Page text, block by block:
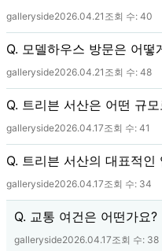
galleryside2026.04.21 조회 수: 40
Q. 모델하우스 방문은 어떻
galleryside2026.04.21 조회 수: 48
Q. 트리븐 서산은 어떤 규
galleryside2026.04.17조회 수: 41
Q. 트리븐 서산의 대표적
galleryside2026.04.17조회 수: 34
Q. 교통 여건은 어떤가요?
galleryside2026.04.17조회 수: 38